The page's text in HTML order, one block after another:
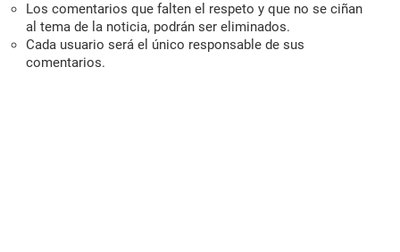
Los comentarios que falten el respeto y que no se ciñan
al tema de la noticia, podrán ser eliminados.
Cada usuario será el único responsable de sus
comentarios.